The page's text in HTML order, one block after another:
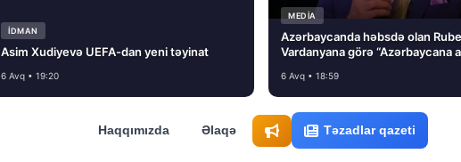
İDMAN
Asim Xudiyevə UEFA-dan yeni təyinat
6 Avq • 19:20
MEDİA
Azərbaycanda həbsdə olan
Vardanyana görə “Azərbaycana
6 Avq • 18:59
Haqqımızda Əlaqə Təzadlar qazeti